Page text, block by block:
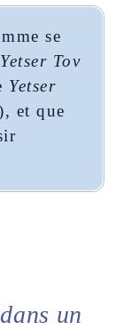
se
Yetser Tov
Yetser
et que